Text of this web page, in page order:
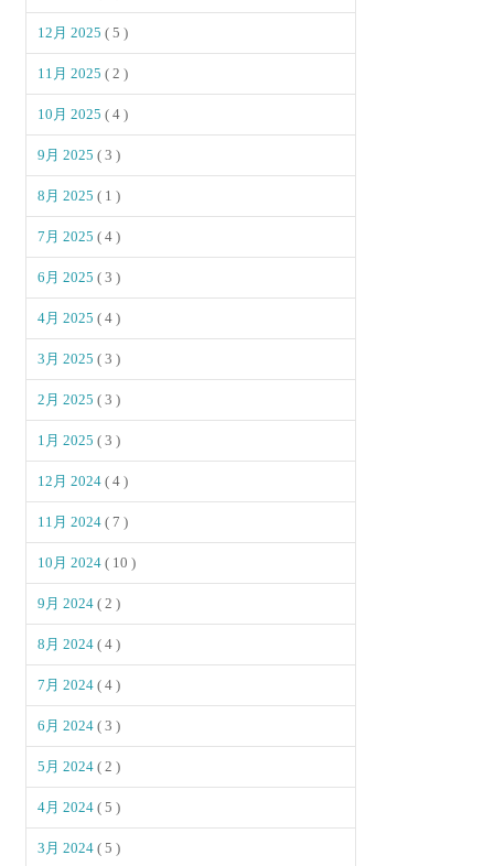
12月 2025( 5 )
11月 2025( 2 )
10月 2025( 4 )
9月 2025( 3 )
8月 2025( 1 )
7月 2025( 4 )
6月 2025( 3 )
4月 2025( 4 )
3月 2025( 3 )
2月 2025( 3 )
1月 2025( 3 )
12月 2024( 4 )
11月 2024( 7 )
10月 2024( 10 )
9月 2024( 2 )
8月 2024( 4 )
7月 2024( 4 )
6月 2024( 3 )
5月 2024( 2 )
4月 2024( 5 )
3月 2024( 5 )